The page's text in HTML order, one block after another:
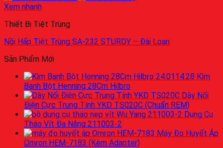
Xem nhanh
Thiết Bị Tiệt Trùng
Nồi Hấp Tiệt Trùng SA-232 STURDY – Đài Loan
Sản Phẩm Mới
Kìm
Banh Bột Henning 28Cm Hilbro
Dây Nối
Điện Cực Trung Tính YKD TS020C (Chuẩn REM)
Dụng Cụ
Tháo Vít Đa Năng 211003-2
Máy Đo Huyết Áp
Omron HEM-7183 (Kèm Adapter)